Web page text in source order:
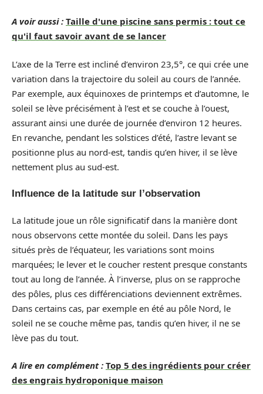
A voir aussi : Taille d'une piscine sans permis : tout ce
qu'il faut savoir avant de se lancer
L’axe de la Terre est incliné d’environ 23,5°, ce qui crée une
variation dans la trajectoire du soleil au cours de l’année.
Par exemple, aux équinoxes de printemps et d’automne, le
soleil se lève précisément à l’est et se couche à l’ouest,
assurant ainsi une durée de journée d’environ 12 heures.
En revanche, pendant les solstices d’été, l’astre levant se
positionne plus au nord-est, tandis qu’en hiver, il se lève
nettement plus au sud-est.
Influence de la latitude sur l’observation
La latitude joue un rôle significatif dans la manière dont
nous observons cette montée du soleil. Dans les pays
situés près de l’équateur, les variations sont moins
marquées; le lever et le coucher restent presque constants
tout au long de l’année. À l’inverse, plus on se rapproche
des pôles, plus ces différenciations deviennent extrêmes.
Dans certains cas, par exemple en été au pôle Nord, le
soleil ne se couche même pas, tandis qu’en hiver, il ne se
lève pas du tout.
A lire en complément : Top 5 des ingrédients pour créer
des engrais hydroponique maison